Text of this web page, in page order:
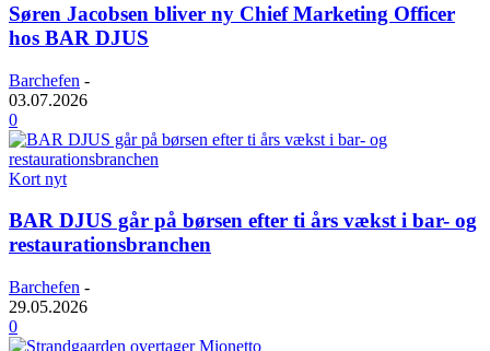
Søren Jacobsen bliver ny Chief Marketing Officer
hos BAR DJUS
Barchefen -
03.07.2026
0
Kort nyt
BAR DJUS går på børsen efter ti års vækst i bar- og
restaurationsbranchen
Barchefen -
29.05.2026
0